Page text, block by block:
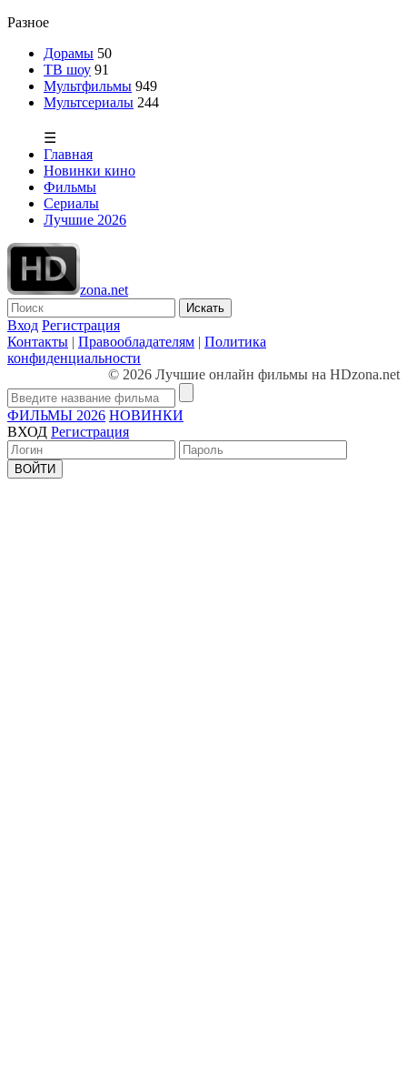
Разное
Дорамы 50
ТВ шоу 91
Мультфильмы 949
Мультсериалы 244
☰
Главная
Новинки кино
Фильмы
Сериалы
Лучшие 2026
zona.net
Искать
Вход Регистрация
Контакты | Правообладателям | Политика
конфиденциальности
© 2026 Лучшие онлайн фильмы на HDzona.net
ФИЛЬМЫ 2026 НОВИНКИ
ВХОД Регистрация